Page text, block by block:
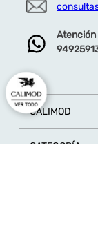
Atención
CALIMOD
CATEGORÍA